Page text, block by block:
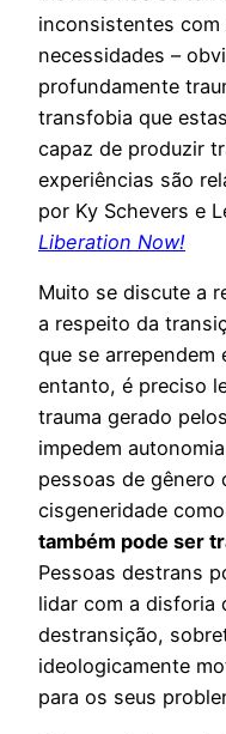
inconsistentes com
necessidades –
profundamente
transfobia que
capaz de produzir
experiências são
por Ky Schevers e
Liberation Now!
Muito se discute a
a respeito da
que se arrependem
entanto, é preciso
trauma gerado
impedem
pessoas de gênero
cisgeneridade
também pode ser
Pessoas destrans
lidar com a disforia
destransição,
ideologicamente
para os seus